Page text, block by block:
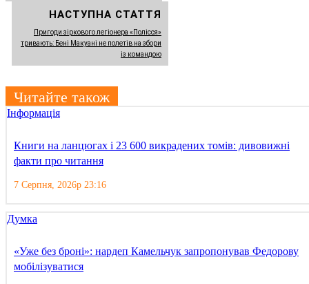
НАСТУПНА СТАТТЯ
Пригоди зіркового легіонера «Полісся»
тривають: Бені Макуані не полетів на збори
із командою
Читайте також
Інформація
Книги на ланцюгах і 23 600 викрадених томів: дивовижні
факти про читання
7 Серпня, 2026р 23:16
Думка
«Уже без броні»: нардеп Камельчук запропонував Федорову
мобілізуватися